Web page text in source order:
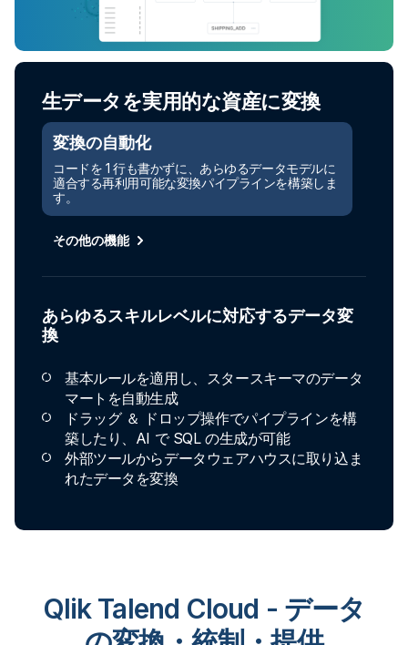
生データを実用的な資産に変換
変換の自動化
コードを 1 行も書かずに、あらゆるデータモデルに
適合する再利用可能な変換パイプラインを構築しま
す。
その他の機能
あらゆるスキルレベルに対応するデータ変
換
基本ルールを適用し、スタースキーマのデータ
マートを自動生成
ドラッグ ＆ ドロップ操作でパイプラインを構
築したり、AI で SQL の生成が可能
外部ツールからデータウェアハウスに取り込ま
れたデータを変換
Qlik Talend Cloud - データ